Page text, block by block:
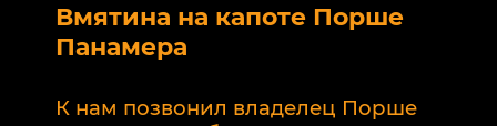
Вмятина на капоте Порше
Панамера
К нам позвонил владелец Порше